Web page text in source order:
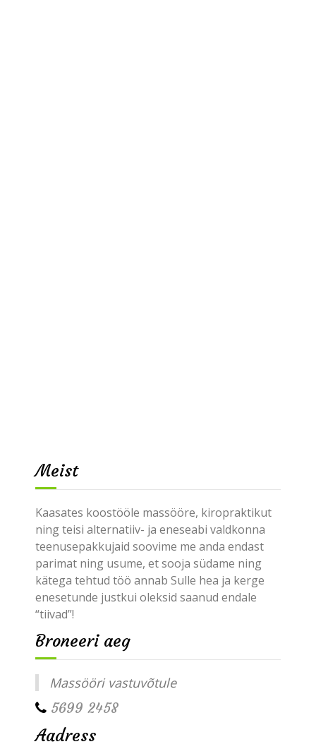
Meist
Kaasates koostööle massööre, kiropraktikut
ning teisi alternatiiv- ja eneseabi valdkonna
teenusepakkujaid soovime me anda endast
parimat ning usume, et sooja südame ning
kätega tehtud töö annab Sulle hea ja kerge
enesetunde justkui oleksid saanud endale
“tiivad”!
Broneeri aeg
Massööri vastuvõtule
5699 2458
Aadress